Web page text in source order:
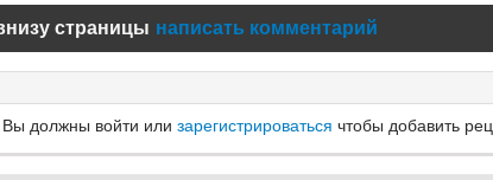
страницы написать комментарий
Вы должны войти или зарегистрироваться чтобы добавить